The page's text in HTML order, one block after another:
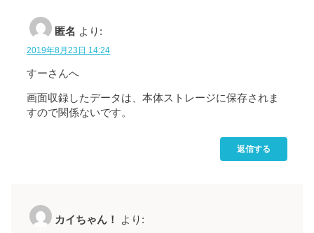
匿名 より:
2019年8月23日 14:24
すーさんへ
画面収録したデータは、本体ストレージに保存されま
すので関係ないです。
返信する
カイちゃん！ より: